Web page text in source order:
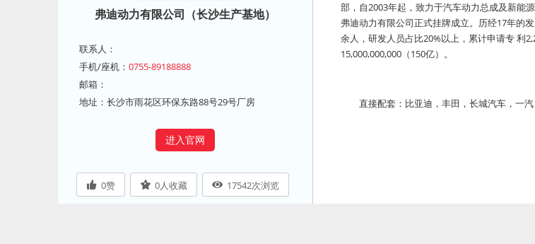
弗迪动力有限公司（长沙生产基地）
联系人：
手机/座机： 0755-89188888
邮箱：
地址：长沙市雨花区环保东路88号29号厂房
进入官网
0赞 0人收藏 17542次浏览
部，自2003年起，致力于汽车动力总成及新能
弗迪动力有限公司正式挂牌成立。历经17年的
余人，研发人员占比20%以上，累计申请专 利
15,000,000,000（150亿）。
直接配套：比亚迪，丰田，长城汽车，一